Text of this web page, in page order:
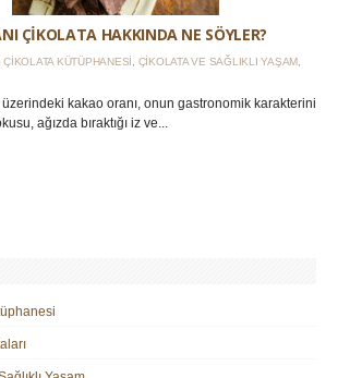
ÇIKOLATA HAKKINDA NE SÖYLER?
ÇIKOLATA KÜTÜPHANESI ÇIKOLATA VE SAĞLIKLI YAŞAM
üzerindeki kakao oranı, onun gastronomik karakterini
ağızda bıraktığı iz ve...